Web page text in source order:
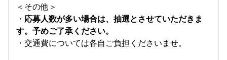
＜その他＞
・ 応募人数が多い場合は、抽選とさせていただきま
す。予めご了承ください。
・交通費については各自ご負担くださいませ。